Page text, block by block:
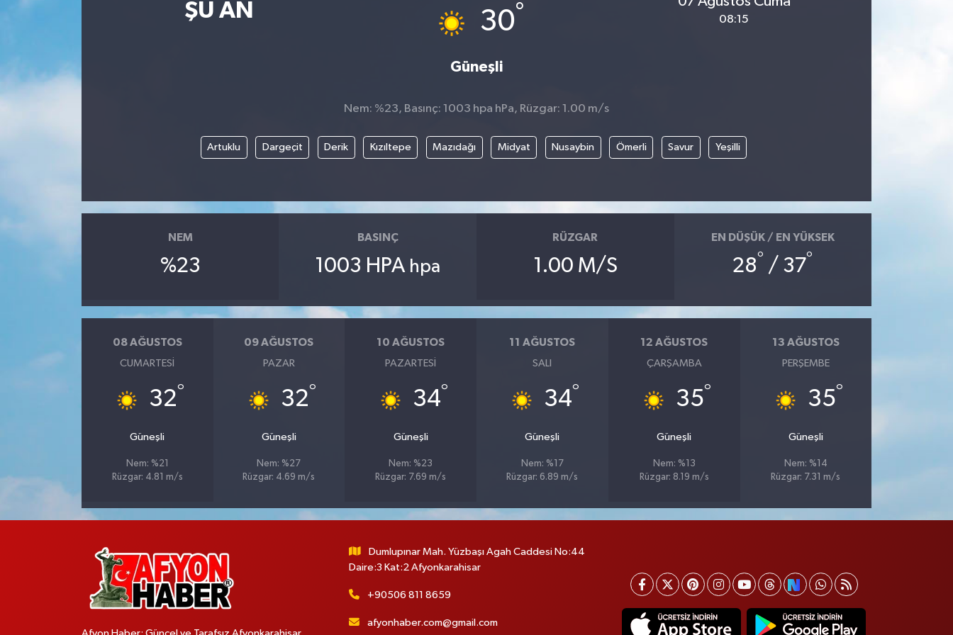
ŞU AN 30°
Güneşli
08:15
Nem: %23, Basınç: 1003 hpa hPa, Rüzgar: 1.00 m/s
Artuklu Dargeçit Derik Kızıltepe Mazıdağı Midyat Nusaybin Ömerli Savur Yeşilli
NEM
%23
BASINÇ
1003 HPA hpa
RÜZGAR
1.00 M/S
EN DÜŞÜK / EN YÜKSEK
28° / 37°
08 AĞUSTOS
CUMARTESI
32°
Güneşli
Nem: %21
Rüzgar: 4.81 m/s
09 AĞUSTOS
PAZAR
32°
Güneşli
Nem: %27
Rüzgar: 4.69 m/s
10 AĞUSTOS
PAZARTESI
34°
Güneşli
Nem: %23
Rüzgar: 7.69 m/s
11 AĞUSTOS
SALI
34°
Güneşli
Nem: %17
Rüzgar: 6.89 m/s
12 AĞUSTOS
ÇARŞAMBA
35°
Güneşli
Nem: %13
Rüzgar: 8.19 m/s
13 AĞUSTOS
PERŞEMBE
35°
Güneşli
Nem: %14
Rüzgar: 7.31 m/s
Dumlupınar Mah. Yüzbaşı Agah Caddesi No:44
Daire:3 Kat:2 Afyonkarahisar
+90506 811 8659
afyonhaber.com@gmail.com
Etkinlikler